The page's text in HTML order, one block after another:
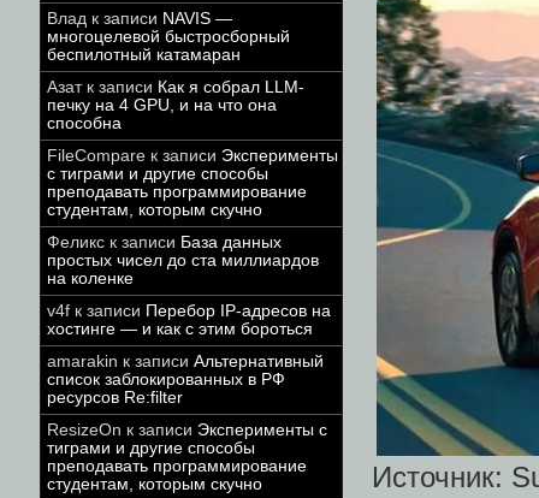
Влад к записи NAVIS —
многоцелевой быстросборный
беспилотный катамаран
Азатк записи Как я собрал LLM-
печку на 4 GPU, и на что она
способна
FileCompare к записи Эксперименты
с тиграми и другие способы
преподавать программирование
студентам, которым скучно
Феликс к записи База данных
простых чисел до ста миллиардов
на коленке
v4f к записи Перебор IP-адресов на
хостинге — и как с этим бороться
amarakin к записи Альтернативный
список заблокированных в РФ
ресурсов Re:filter
ResizeOn к записи Эксперименты с
тиграми и другие способы
преподавать программирование
студентам, которым скучно
Источник: